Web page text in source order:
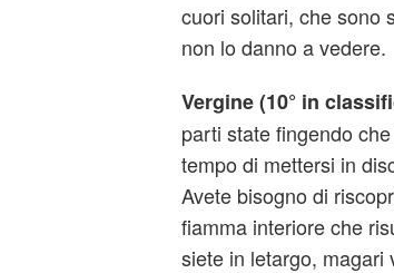
cuori solitari, che sono
non lo danno a vedere.
Vergine (10° in
parti state fingendo
tempo di mettersi in
Avete bisogno di
fiamma interiore che
siete in letargo, magari